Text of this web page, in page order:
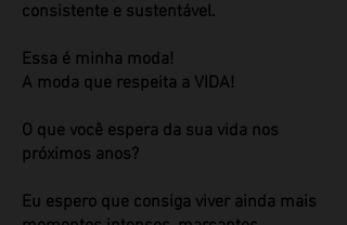
consistente e sustentável.
Essa é minha moda!
A moda que respeita a VIDA!
​O que você espera da sua vida nos
próximos anos?
Eu espero que consiga viver ainda mais